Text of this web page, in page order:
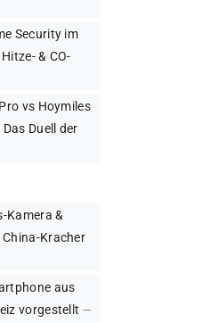
Security im
& CO-
vs Hoymiles
Duell der
Kamera &
Kracher
aus
vorgestellt